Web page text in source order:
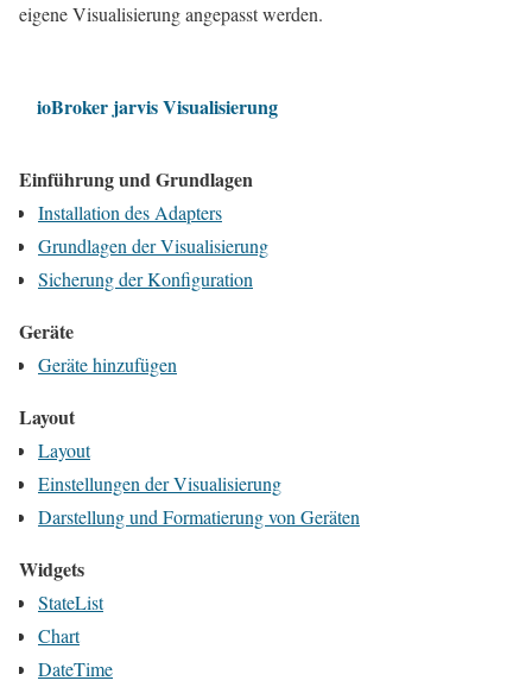
eigene Visualisierung angepasst werden.
ioBroker jarvis Visualisierung
Einführung und Grundlagen
Installation des Adapters
Grundlagen der Visualisierung
Sicherung der Konfiguration
Geräte
Geräte hinzufügen
Layout
Layout
Einstellungen der Visualisierung
Darstellung und Formatierung von Geräten
Widgets
StateList
Chart
DateTime